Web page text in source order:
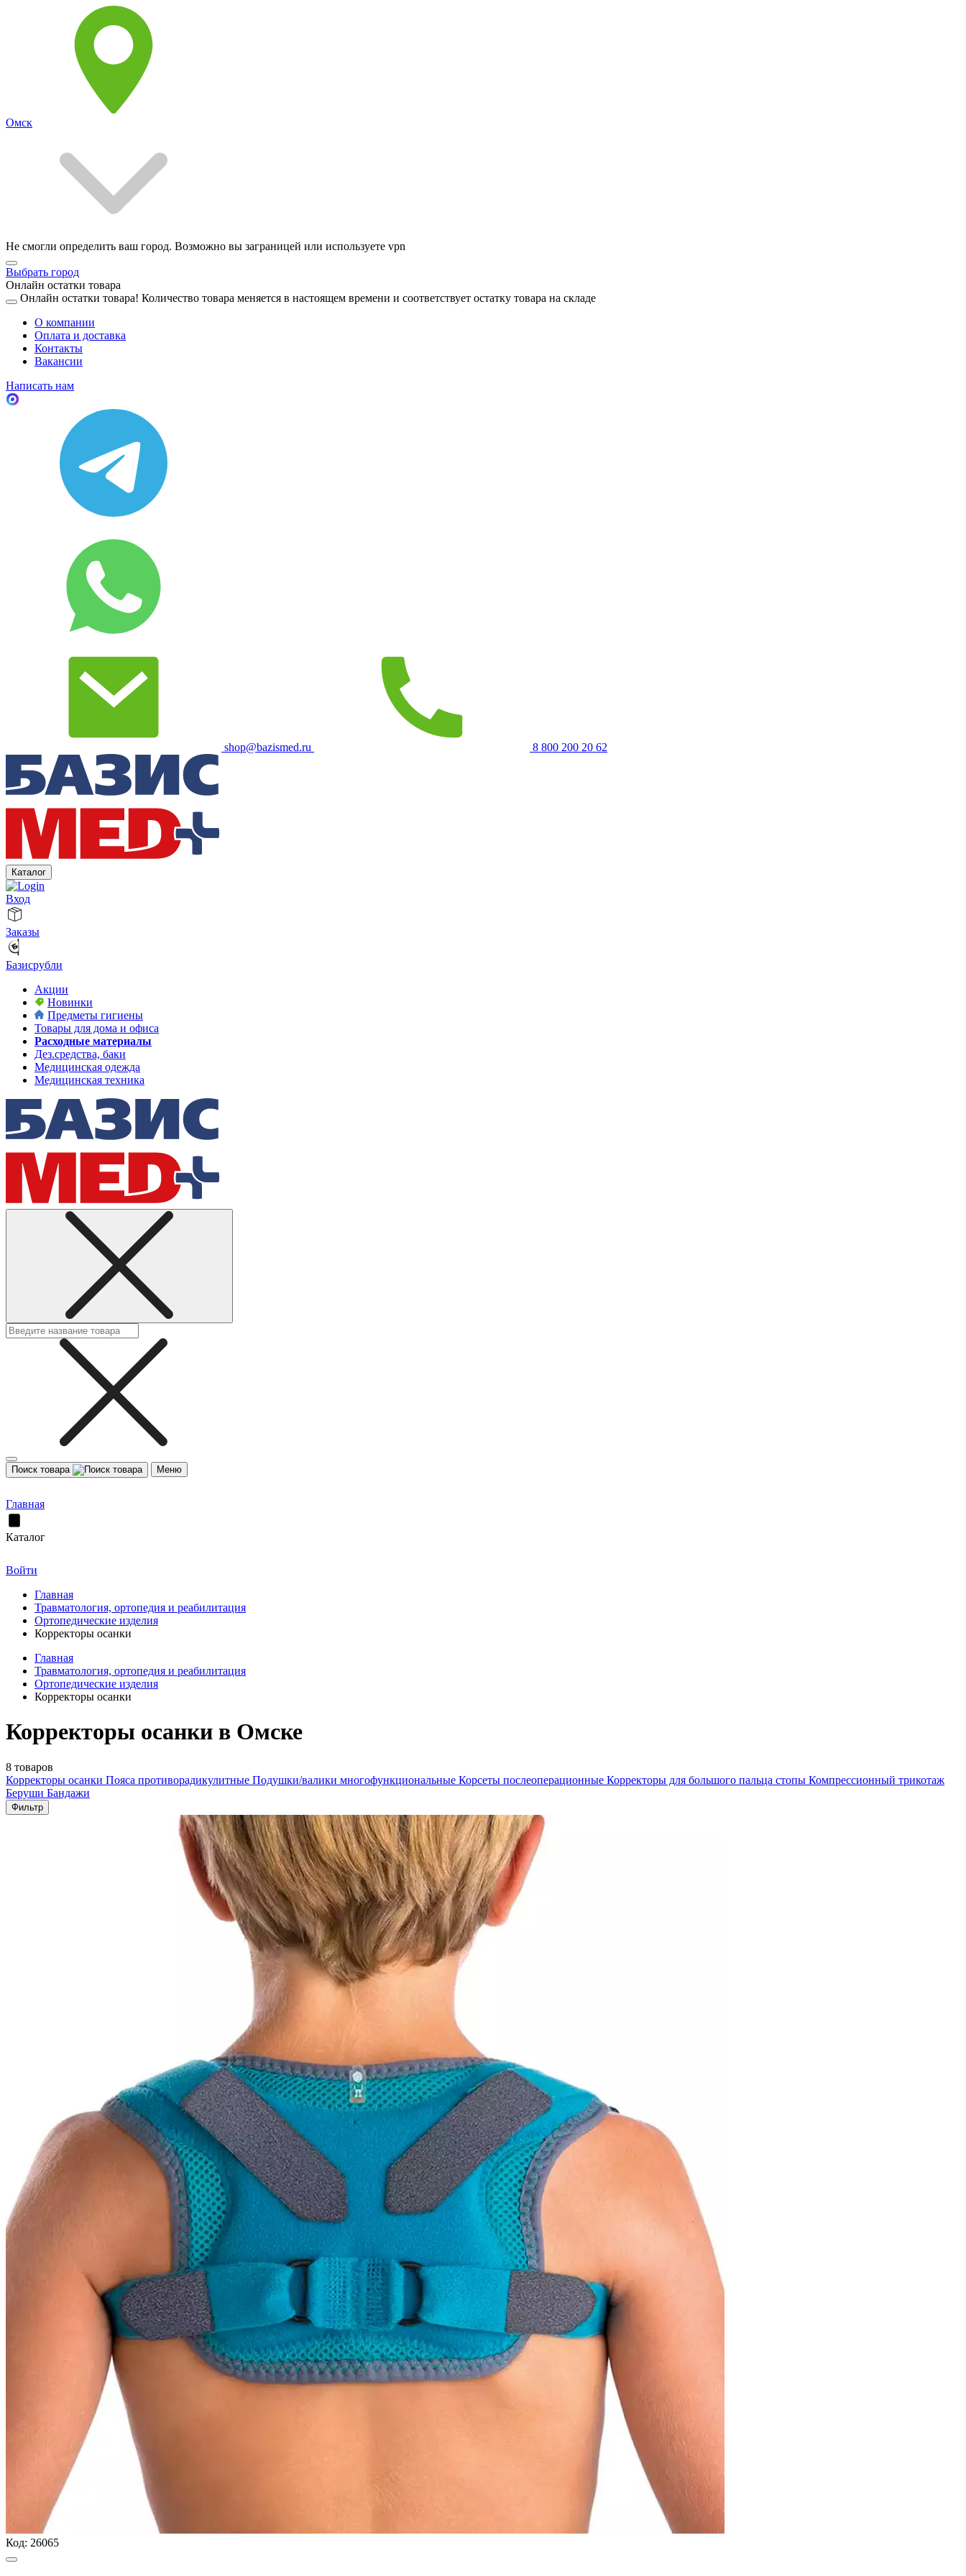
Омск
Не смогли определить ваш город. Возможно вы заграницей или используете vpn
Выбрать город
Онлайн остатки товара
Онлайн остатки товара! Количество товара меняется в настоящем времени и соответствует остатку товара на складе
О компании
Оплата и доставка
Контакты
Вакансии
Написать нам
shop@bazismed.ru 8 800 200 20 62
Каталог
Вход
Заказы
Базисрубли
Акции
Новинки
Предметы гигиены
Товары для дома и офиса
Расходные материалы
Дез.средства, баки
Медицинская одежда
Медицинская техника
Поиск товара Меню
Главная
Каталог
Войти
Главная
Травматология, ортопедия и реабилитация
Ортопедические изделия
Корректоры осанки
Главная
Травматология, ортопедия и реабилитация
Ортопедические изделия
Корректоры осанки
Корректоры осанки в Омске
8 товаров
Корректоры осанки Пояса противорадикулитные Подушки/валики многофункциональные Корсеты послеоперационные Корректоры для большого пальца стопы Компрессионный трикотаж
Беруши Бандажи
Фильтр
Код: 26065